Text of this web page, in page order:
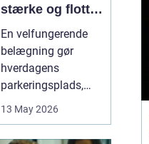
stærke og flotte
udendørs
arealer
En velfungerende
belægning gør
hverdagens
parkeringsplads,
gårdsplads både
pæn og pra...
13 May 2026